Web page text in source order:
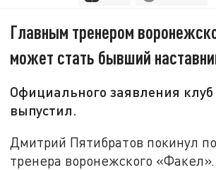
Главным тренером
может стать бывший
Официального заявления клуб
выпустил.
Дмитрий Пятибратов покинул
тренера воронежского